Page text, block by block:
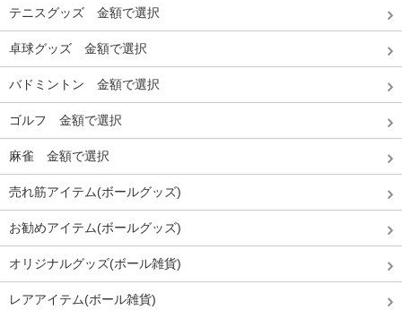
テニスグッズ 金額で選択
卓球グッズ 金額で選択
バドミントン 金額で選択
ゴルフ 金額で選択
麻雀 金額で選択
売れ筋アイテム(ボールグッズ)
お勧めアイテム(ボールグッズ)
オリジナルグッズ(ボール雑貨)
レアアイテム(ボール雑貨)